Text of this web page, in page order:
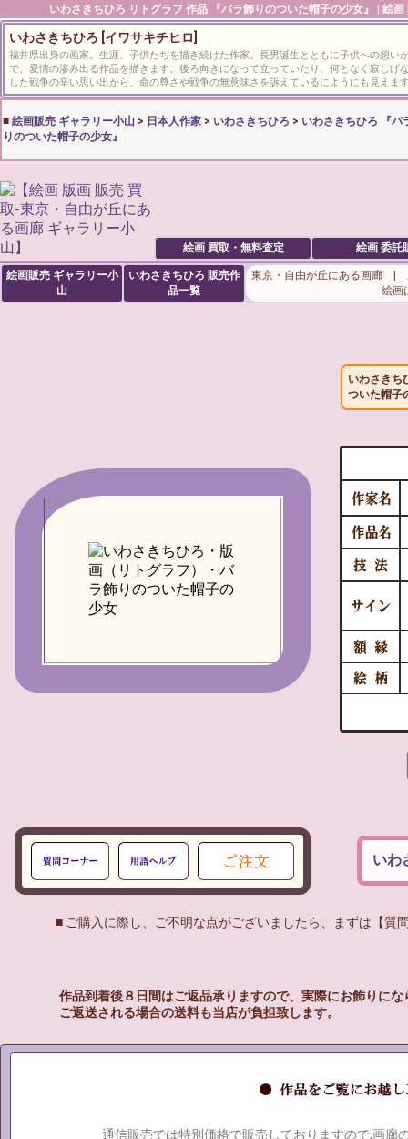
いわさきちひろ リトグラフ 作品 『バラ飾りのついた帽子の少女』 | 絵
いわさきちひろ [イワサキチヒロ]
福井県出身の画家。生涯、子供たちを描き続けた作家。長男誕生とともに子供への想い
で、愛情の滲み出る作品を描きます。後ろ向きになって立っていたり、何となく寂しげ
した戦争の辛い思い出から、命の尊さや戦争の無意味さを訴えているにようにも見えま
■ 絵画販売 ギャラリー小山 > 日本人作家 > いわさきちひろ > いわさきちひろ 『バ
りのついた帽子の少女』
絵画 買取・無料査定 絵画 委託
絵画販売 ギャラリー小
山
いわさきちひろ 販売作
品一覧
東京・自由が丘にある画廊 |
絵画
いわさきち
ついた帽子
いわ
■ ご購入に際し、ご不明な点がございましたら、まずは【質
作品到着後８日間はご返品承りますので、実際にお飾りに
ご返送される場合の送料も当店が負担致します。
通信販売では特別価格で販売しておりますので,画廊